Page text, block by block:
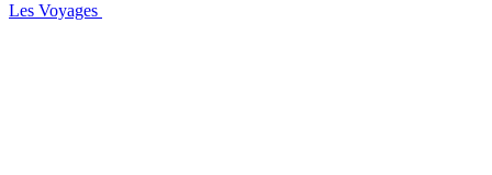
Les Voyages